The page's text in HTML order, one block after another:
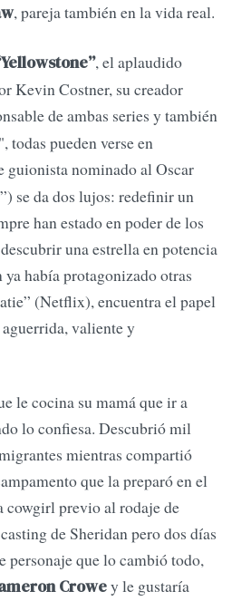
, pareja también en la vida real.
, el aplaudido
Kevin Costner, su creador
de ambas series y también
pueden verse en
guionista nominado al Oscar
se da dos lujos: redefinir un
han estado en poder de los
una estrella en potencia
había protagonizado otras
(Netflix), encuentra el papel
valiente y
le cocina su mamá que ir a
lo confiesa. Descubrió mil
mientras compartió
que la preparó en el
cowgirl previo al rodaje de
de Sheridan pero dos días
personaje que lo cambió todo,
Crowey le gustaría